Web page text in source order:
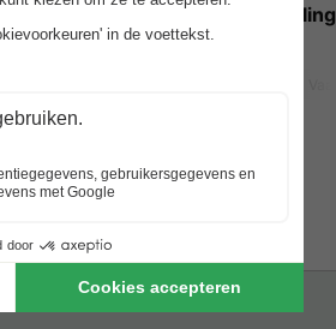
Vakantiehuis 8 personen - de Ynling
8 Volwassenen
4 Slaapkamers
Meer weten